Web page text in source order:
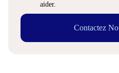
aider.
Contactez